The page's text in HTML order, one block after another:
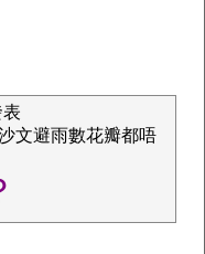
文避雨數花瓣都唔